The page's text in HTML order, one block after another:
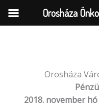
Orosháza
2018. november
Orosháza